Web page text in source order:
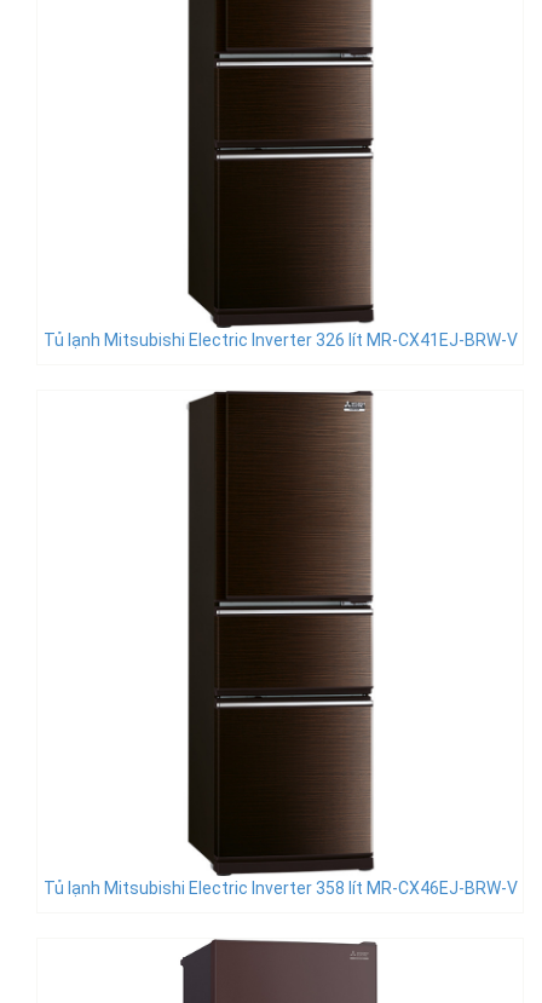
Tủ lạnh Mitsubishi Electric Inverter 326 lít MR-CX41EJ-BRW-V
Tủ lạnh Mitsubishi Electric Inverter 358 lít MR-CX46EJ-BRW-V